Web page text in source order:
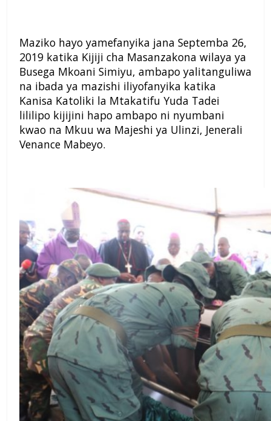
Maziko hayo yamefanyika jana Septemba 26,
2019 katika Kijiji cha Masanzakona wilaya ya
Busega Mkoani Simiyu, ambapo yalitanguliwa
na ibada ya mazishi iliyofanyika katika
Kanisa Katoliki la Mtakatifu Yuda Tadei
lililipo kijijini hapo ambapo ni nyumbani
kwao na Mkuu wa Majeshi ya Ulinzi, Jenerali
Venance Mabeyo.